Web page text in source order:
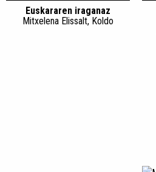
Euskararen iraganaz
Mitxelena Elissalt, Koldo